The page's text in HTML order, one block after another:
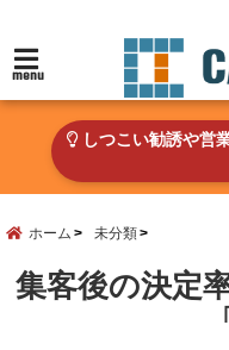
menu
しつこい勧誘や営
ホーム 未分類
集客後の決定